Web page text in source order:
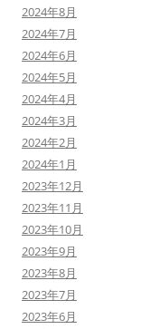
2024年8月
2024年7月
2024年6月
2024年5月
2024年4月
2024年3月
2024年2月
2024年1月
2023年12月
2023年11月
2023年10月
2023年9月
2023年8月
2023年7月
2023年6月